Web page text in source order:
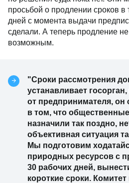
просьбой о продлении сроков в
дней с момента выдачи
сделали. А теперь продление
возможным.
"Сроки рассмотрения
устанавливает
от предпринимателя, он
в том, что
назначили так поздно,
объективная ситуация
Мы подготовим
природных ресурсов с
30 рабочих дней,
короткие сроки.